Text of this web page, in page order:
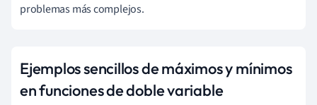
problemas más complejos.
Ejemplos sencillos de máximos y mínimos
en funciones de doble variable